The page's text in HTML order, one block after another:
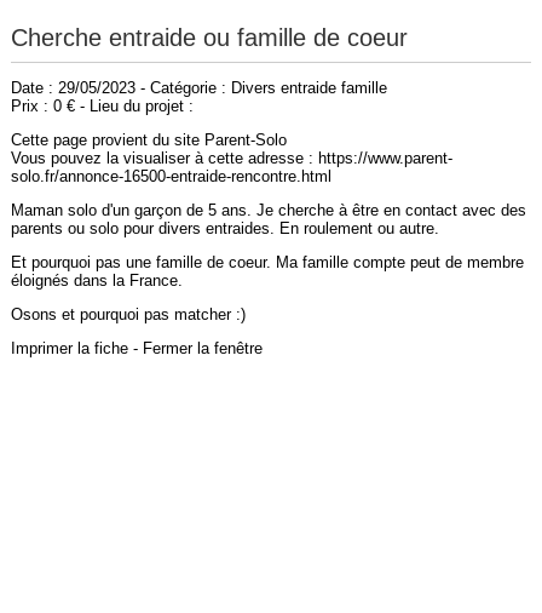
Cherche entraide ou famille de coeur
Date : 29/05/2023 - Catégorie : Divers entraide famille
Prix : 0 € - Lieu du projet :
Cette page provient du site Parent-Solo
Vous pouvez la visualiser à cette adresse : https://www.parent-
solo.fr/annonce-16500-entraide-rencontre.html
Maman solo d'un garçon de 5 ans. Je cherche à être en contact avec des
parents ou solo pour divers entraides. En roulement ou autre.
Et pourquoi pas une famille de coeur. Ma famille compte peut de membre
éloignés dans la France.
Osons et pourquoi pas matcher :)
Imprimer la fiche- Fermer la fenêtre